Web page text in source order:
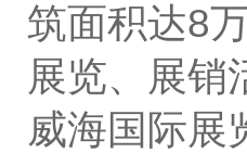
筑面积达8
展览、展销
威海国际展